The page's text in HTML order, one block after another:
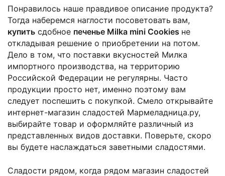
Понравилось наше правдивое описание продукта?
Тогда наберемся наглости посоветовать вам,
купить сдобное печенье Milka mini Cookies не
откладывая решение о приобретении на потом.
Дело в том, что поставки вкусностей Милка
импортного производства, на территорию
Российской Федерации не регулярны. Часто
продукции просто нет, именно поэтому вам
следует поспешить с покупкой. Смело открывайте
интернет-магазин сладостей Мармеладница.ру,
выбирайте товар и оформляйте различный из
представленных видов доставки. Поверьте, скоро
вы будете наслаждаться заветными сладостями.
Сладости рядом, когда рядом магазин сладостей